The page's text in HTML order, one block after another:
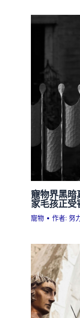
寵物界黑暗
家毛孩正受
寵物 • 作者:努